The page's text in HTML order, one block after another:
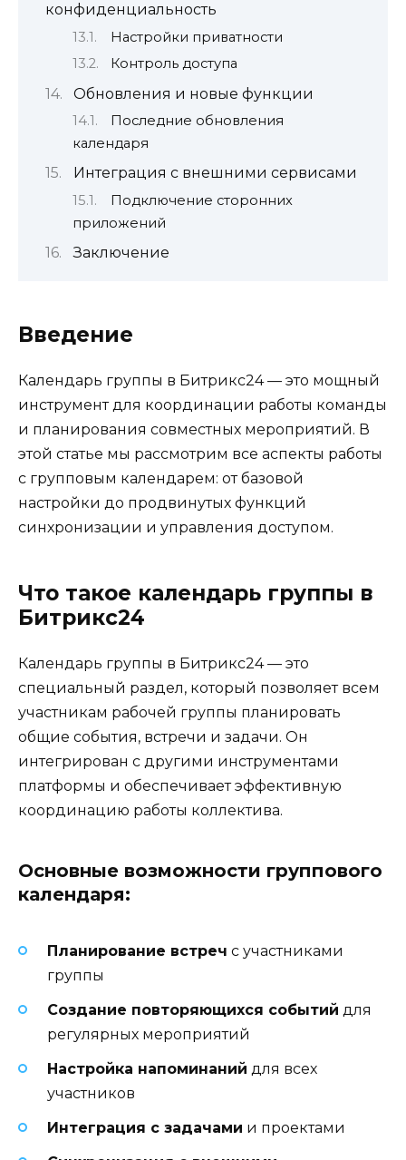
конфиденциальность
Настройки приватности
Контроль доступа
Обновления и новые функции
Последние обновления
календаря
Интеграция с внешними сервисами
Подключение сторонних
приложений
Заключение
Введение
Календарь группы в Битрикс24 — это мощный
инструмент для координации работы команды
и планирования совместных мероприятий. В
этой статье мы рассмотрим все аспекты работы
с групповым календарем: от базовой
настройки до продвинутых функций
синхронизации и управления доступом.
Что такое календарь группы в
Битрикс24
Календарь группы в Битрикс24 — это
специальный раздел, который позволяет всем
участникам рабочей группы планировать
общие события, встречи и задачи. Он
интегрирован с другими инструментами
платформы и обеспечивает эффективную
координацию работы коллектива.
Основные возможности группового
календаря:
Планирование встреч с участниками
группы
Создание повторяющихся событий для
регулярных мероприятий
Настройка напоминаний для всех
участников
Интеграция с задачами и проектами